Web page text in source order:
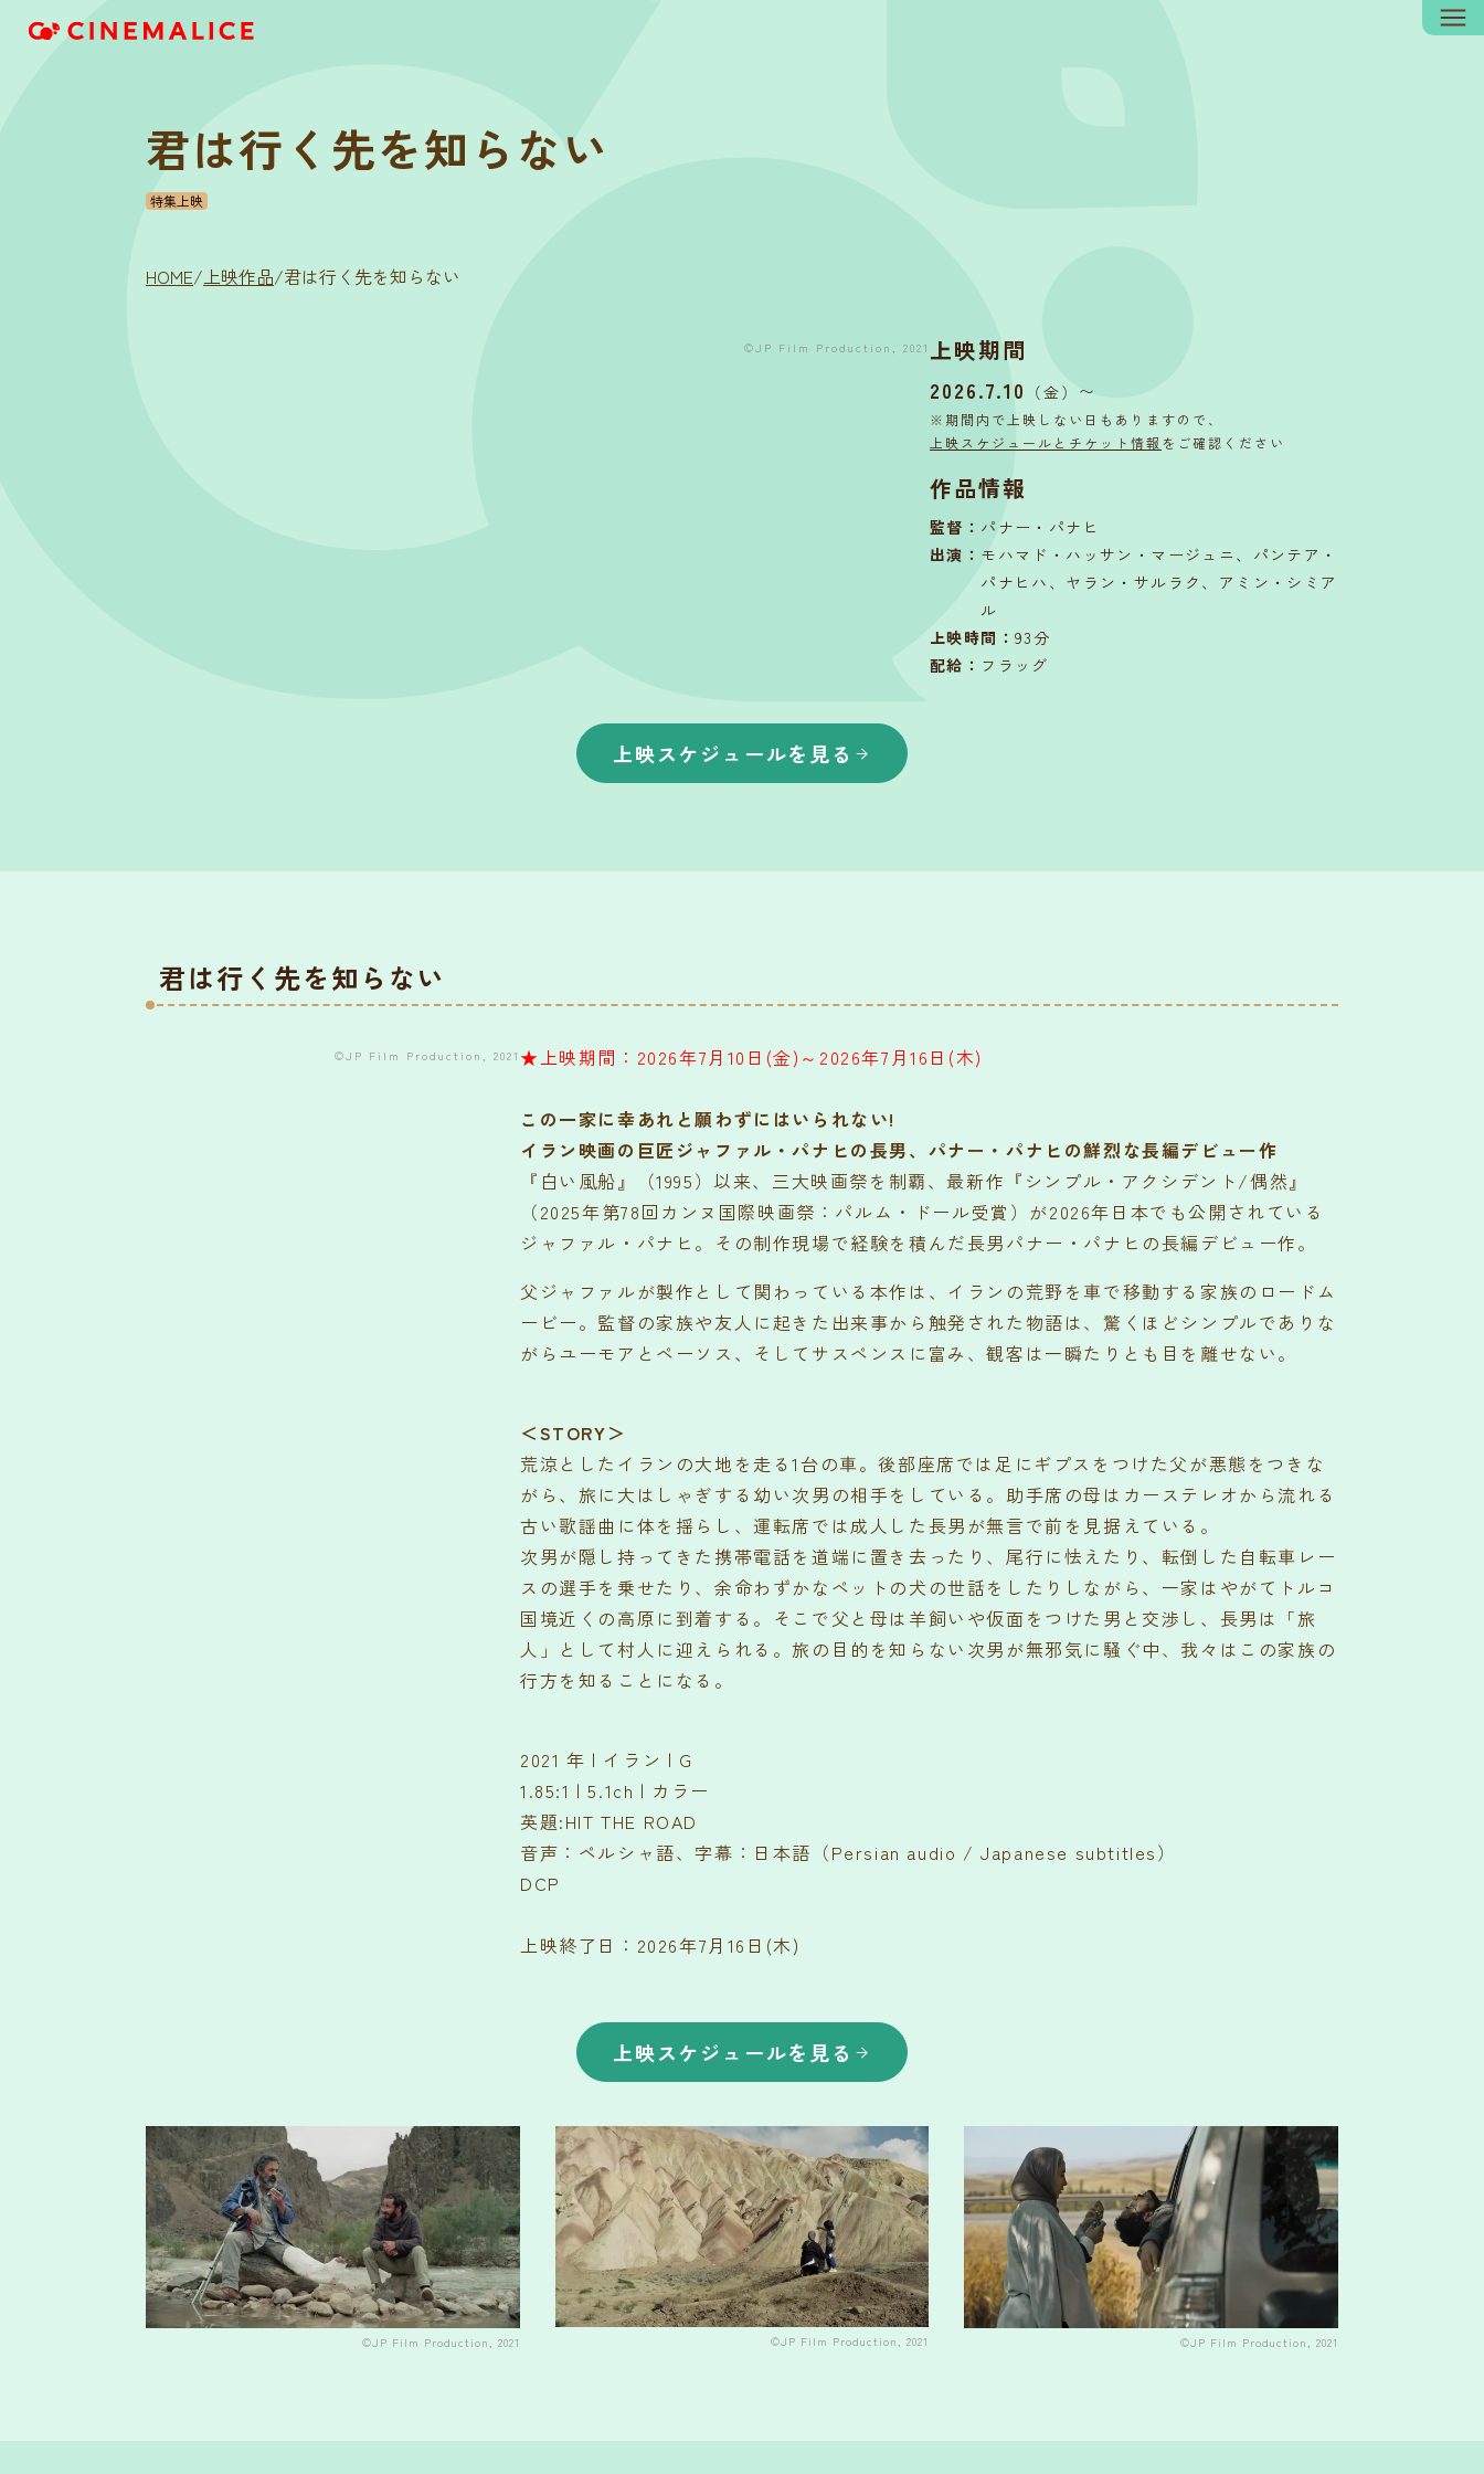
君は行く先を知らない
特集上映
HOME/上映作品/君は行く先を知らない
©JP Film Production, 2021 上映期間
2026.7.10 （金） 〜
※期間内で上映しない日もありますので、
上映スケジュールとチケット情報 をご確認ください
作品情報
監督 ： パナー・パナヒ
出演 ： モハマド・ハッサン・マージュニ、パンテア・
パナヒハ、ヤラン・サルラク、アミン・シミア
ル
上映時間 ：93分
配給 ： フラッグ
上映スケジュールを見る
君は行く先を知らない
©JP Film Production, 2021 ★上映期間：2026年7月10日(金)～2026年7月16日(木)
この一家に幸あれと願わずにはいられない!
イラン映画の巨匠ジャファル・パナヒの長男、パナー・パナヒの鮮烈な長編デビュー作
『白い風船』（1995）以来、三大映画祭を制覇、最新作『シンプル・アクシデント/偶然』
（2025年第78回カンヌ国際映画祭：パルム・ドール受賞）が2026年日本でも公開されている
ジャファル・パナヒ。その制作現場で経験を積んだ長男パナー・パナヒの長編デビュー作。
父ジャファルが製作として関わっている本作は、イランの荒野を車で移動する家族のロードム
ービー。監督の家族や友人に起きた出来事から触発された物語は、驚くほどシンプルでありな
がらユーモアとペーソス、そしてサスペンスに富み、観客は一瞬たりとも目を離せない。
＜STORY＞
荒涼としたイランの大地を走る1台の車。後部座席では足にギプスをつけた父が悪態をつきな
がら、旅に大はしゃぎする幼い次男の相手をしている。助手席の母はカーステレオから流れる
古い歌謡曲に体を揺らし、運転席では成人した長男が無言で前を見据えている。
次男が隠し持ってきた携帯電話を道端に置き去ったり、尾行に怯えたり、転倒した自転車レー
スの選手を乗せたり、余命わずかなペットの犬の世話をしたりしながら、一家はやがてトルコ
国境近くの高原に到着する。そこで父と母は羊飼いや仮面をつけた男と交渉し、長男は「旅
人」として村人に迎えられる。旅の目的を知らない次男が無邪気に騒ぐ中、我々はこの家族の
行方を知ることになる。
2021 年 | イラン | G
1.85:1 | 5.1ch | カラー
英題:HIT THE ROAD
音声：ペルシャ語、字幕：日本語（Persian audio / Japanese subtitles）
DCP
上映終了日：2026年7月16日(木)
上映スケジュールを見る
©JP Film Production, 2021 ©JP Film Production, 2021 ©JP Film Production, 2021